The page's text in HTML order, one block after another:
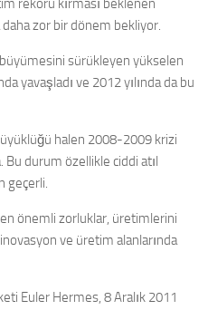
rekoru kırması beklenen
zor bir dönem bekliyor.
sürükleyen yükselen
yavaşladı ve 2012 yılında da bu
halen 2008-2009 krizi
Bu durum özellikle ciddi atıl
geçerli.
önemli zorluklar, üretimlerini
ve üretim alanlarında
Euler Hermes, 8 Aralık 2011